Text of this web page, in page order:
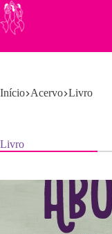
Pular
para
o
Início Acervo Livro
Livro